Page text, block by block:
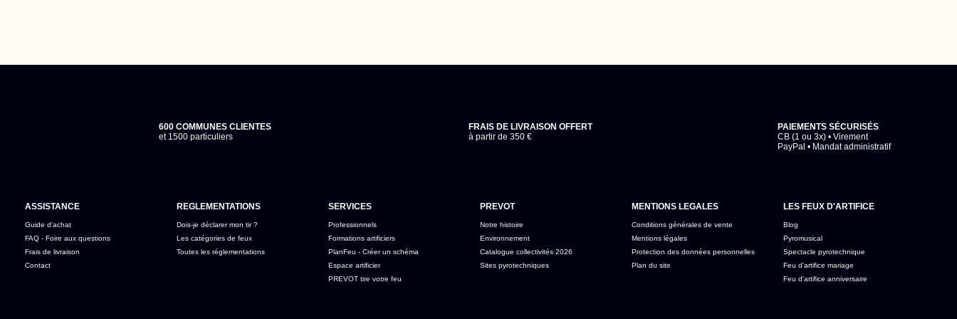
600 COMMUNES CLIENTES
et 1500 particuliers
FRAIS DE LIVRAISON OFFERT
à partir de 350 €
PAIEMENTS SÉCURISÉS
CB (1 ou 3x) • Virement
PayPal • Mandat administratif
ASSISTANCE
Guide d'achat
FAQ - Foire aux questions
Frais de livraison
Contact
REGLEMENTATIONS
Dois-je déclarer mon tir ?
Les catégories de feux
Toutes les réglementations
SERVICES
Professionnels
Formations artificiers
PlanFeu - Créer un schéma
Espace artificier
PREVOT tire votre feu
PREVOT
Notre histoire
Environnement
Catalogue collectivités 2026
Sites pyrotechniques
MENTIONS LEGALES
Conditions générales de vente
Mentions légales
Protection des données personnelles
Plan du site
LES FEUX D'ARTIFICE
Blog
Pyromusical
Spectacle pyrotechnique
Feu d'artifice mariage
Feu d'artifice anniversaire